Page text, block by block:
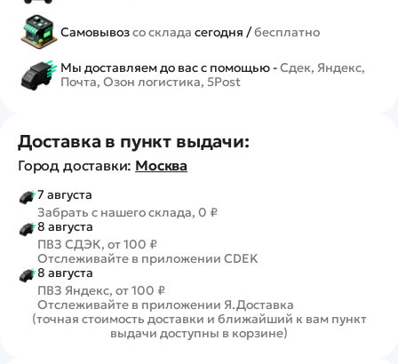
Самовывозсо склада сегодня /бесплатно
Мы доставляем до вас с помощью -Сдек, Яндекс,
Почта, Озон логистика, 5Post
Доставка в пункт выдачи:
Город доставки: Москва
7 августа
Забрать с нашего склада, 0 ₽
8 августа
ПВЗ СДЭК, от 100 ₽
Отслеживайте в приложении CDEK
8 августа
ПВЗ Яндекс, от 100 ₽
Отслеживайте в приложении Я.Доставка
(точная стоимость доставки и ближайший к вам пункт
выдачи доступны в корзине)